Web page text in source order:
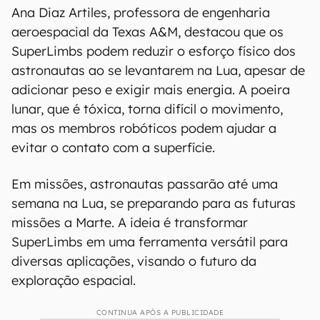
Ana Diaz Artiles, professora de engenharia
aeroespacial da Texas A&M, destacou que os
SuperLimbs podem reduzir o esforço físico dos
astronautas ao se levantarem na Lua, apesar de
adicionar peso e exigir mais energia. A poeira
lunar, que é tóxica, torna difícil o movimento,
mas os membros robóticos podem ajudar a
evitar o contato com a superfície.
Em missões, astronautas passarão até uma
semana na Lua, se preparando para as futuras
missões a Marte. A ideia é transformar
SuperLimbs em uma ferramenta versátil para
diversas aplicações, visando o futuro da
exploração espacial.
CONTINUA APÓS A PUBLICIDADE